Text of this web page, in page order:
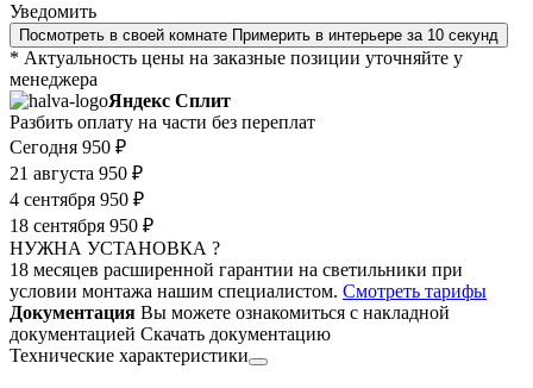
Уведомить
Посмотреть в своей комнате Примерить в интерьере за 10 секунд
* Актуальность цены на заказные позиции уточняйте у
менеджера
Яндекс Сплит
Разбить оплату на части без переплат
Сегодня 950 ₽
21 августа 950 ₽
4 сентября 950 ₽
18 сентября 950 ₽
НУЖНА УСТАНОВКА ?
18 месяцев расширенной гарантии на светильники при
условии монтажа нашим специалистом. Смотреть тарифы
Документация Вы можете ознакомиться с накладной
документацией Скачать документацию
Технические характеристики